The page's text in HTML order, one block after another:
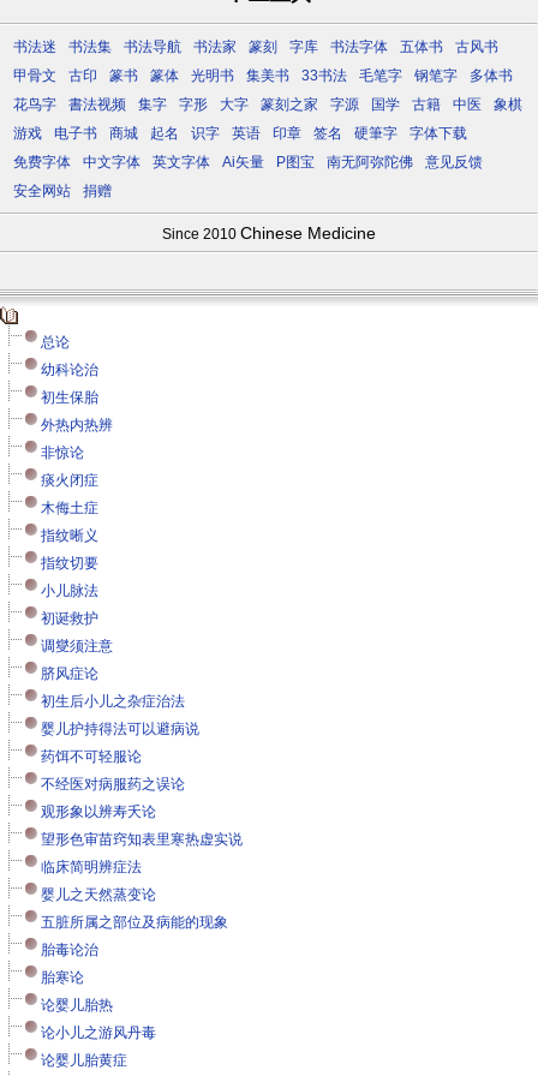
书法迷 书法集 书法导航 书法家 篆刻 字库 书法字体 五体书
古风书
甲骨文
古印 篆书 篆体 光明书 集美书 33书法 毛笔字 钢笔字
多体书
花鸟字
書法视频 集字 字形 大字 篆刻之家 字源 国学 古籍 中医
象棋
游戏
电子书 商城 起名 识字 英语 印章 签名 硬筆字
字体下载
免费字体
中文字体 英文字体 Ai矢量 P图宝 南无阿弥陀佛
意见反馈
安全网站
捐赠
Since 2010 Chinese Medicine
总论
幼科论治
初生保胎
外热内热辨
非惊论
痰火闭症
木侮土症
指纹晰义
指纹切要
小儿脉法
初诞救护
调燮须注意
脐风症论
初生后小儿之杂症治法
婴儿护持得法可以避病说
药饵不可轻服论
不经医对病服药之误论
观形象以辨寿夭论
望形色审苗窍知表里寒热虚实说
临床简明辨症法
婴儿之天然蒸变论
五脏所属之部位及病能的现象
胎毒论治
胎寒论
论婴儿胎热
论小儿之游风丹毒
论婴儿胎黄症